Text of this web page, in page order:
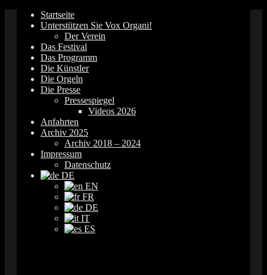
Springe
zum
Startseite
Unterstützen Sie Vox Organi!
Der Verein
Das Festival
Das Programm
Die Künstler
Die Orgeln
Die Presse
Pressespiegel
Videos 2026
Anfahrten
Archiv 2025
Archiv 2018 – 2024
Impressum
Datenschutz
DE
EN
FR
DE
IT
ES